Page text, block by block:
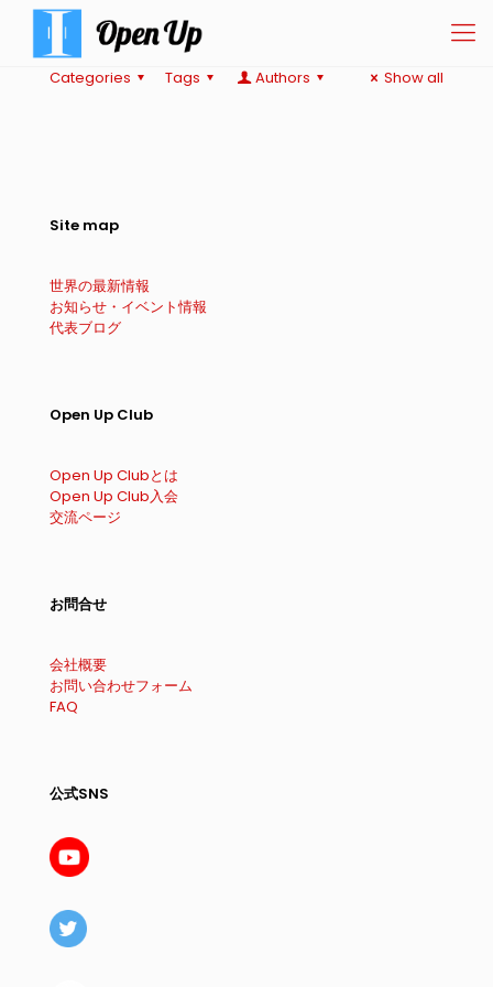
Categories Tags Authors Show all
Site map
世界の最新情報
お知らせ・イベント情報
代表ブログ
Open Up Club
Open Up Clubとは
Open Up Club入会
交流ページ
お問合せ
会社概要
お問い合わせフォーム
FAQ
公式SNS